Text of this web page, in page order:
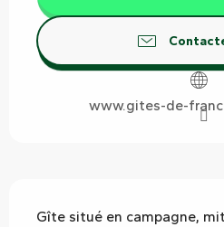
www.gites-de-
Gîte situé en campagne,